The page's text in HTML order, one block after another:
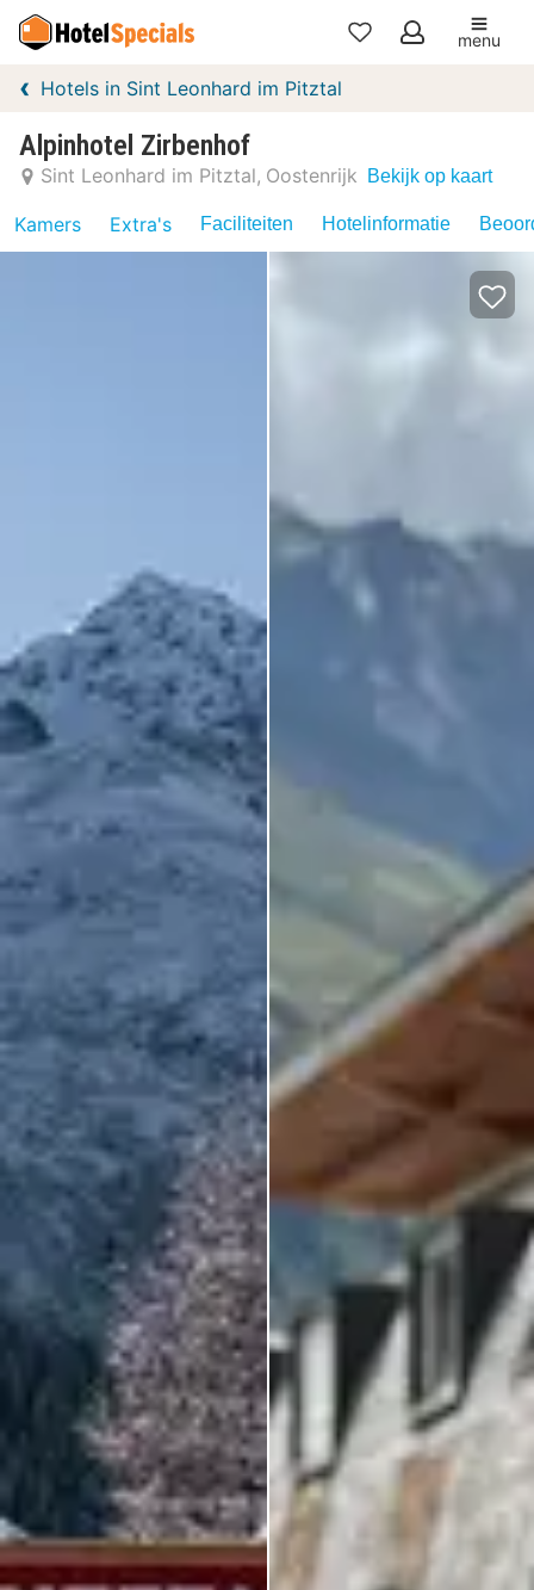
Mijn
menu
Hotels in Sint Leonhard im Pitztal
Alpinhotel Zirbenhof
Sint Leonhard im Pitztal Oostenrijk Bekijk op kaart
Kamers Extra's Faciliteiten Hotelinformatie